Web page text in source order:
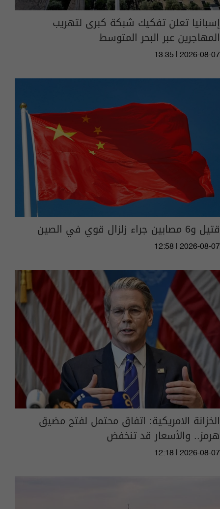
إسبانيا تعلن تفكيك شبكة كبرى لتهريب
المهاجرين عبر البحر المتوسط
13:35 | 2026-08-07
قتيل و6 مصابين جراء زلزال قوي في الصين
12:58 | 2026-08-07
الخزانة الامريكية: اتفاق محتمل لفتح مضيق
هرمز.. والأسعار قد تنخفض
12:18 | 2026-08-07